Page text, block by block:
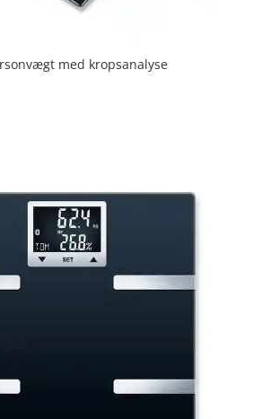
med kropsanalyse